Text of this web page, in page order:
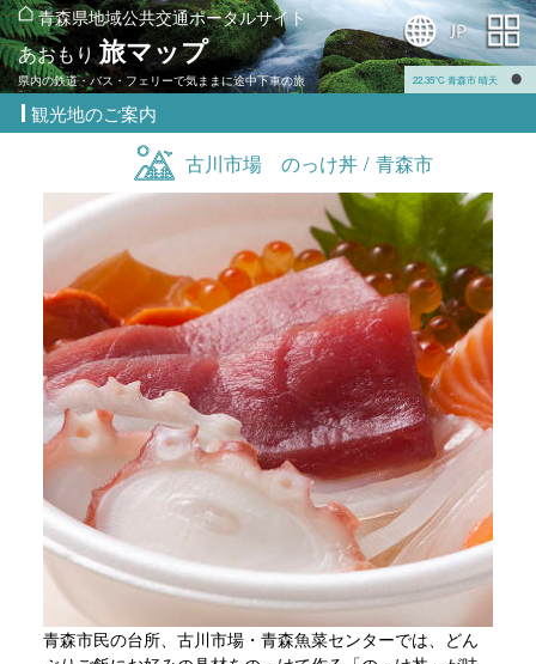
青森県地域公共交通ポータルサイト
あおもり旅マップ
県内の鉄道・バス・フェリーで気ままに途中下車の旅 22.35℃ 青森市 晴天
観光地のご案内
古川市場 のっけ丼 / 青森市
青森市民の台所、古川市場・青森魚菜センターでは、どん